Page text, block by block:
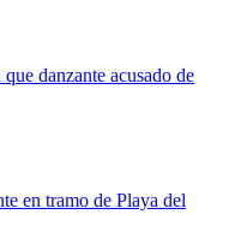
danzante acusado de
en tramo de Playa del